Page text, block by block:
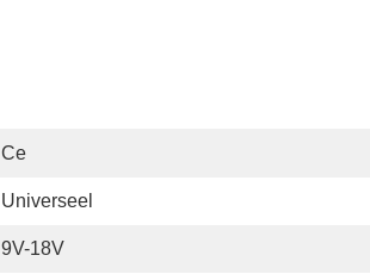
Ce
Universeel
9V-18V